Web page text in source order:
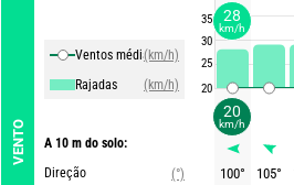
VENTO
Ventos média(km/h)
Rajadas
(km/h)
A 10 m do solo:
Direção
(°)
35
30
25
20
100° 105°
20
km/h
28
km/h